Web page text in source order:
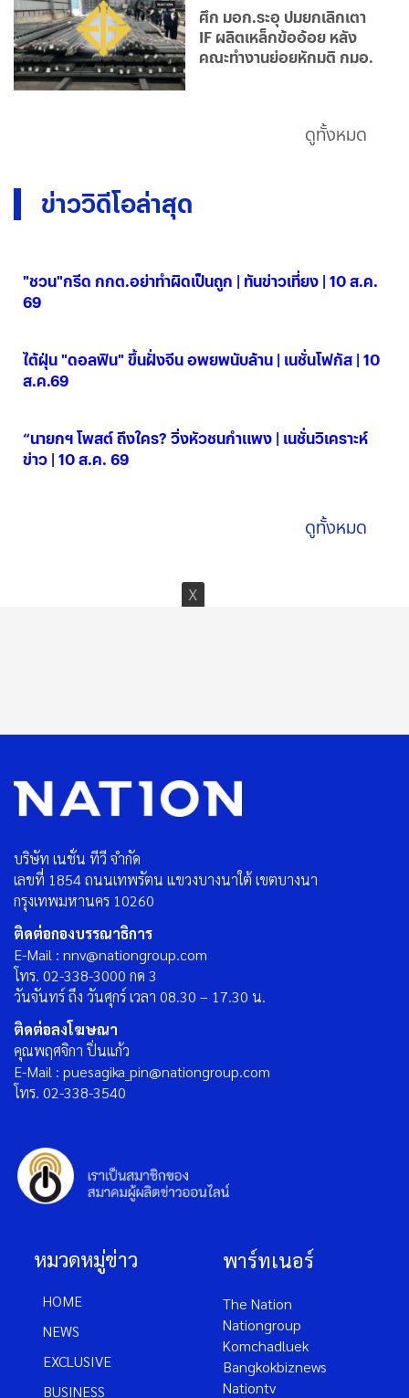
ศึก มอก.ระอุ ปมยกเลิกเตา
IF ผลิตเหล็กข้ออ้อย หลัง
คณะทำงานย่อยหักมติ กมอ.
ดูทั้งหมด
ข่าววิดีโอล่าสุด
"ชวน"กรีด กกต.อย่าทำผิดเป็นถูก | ทันข่าวเที่ยง | 10 ส.ค.
69
ไต้ฝุ่น "ดอลฟิน" ขึ้นฝั่งจีน อพยพนับล้าน | เนชั่นโฟกัส | 10
ส.ค.69
“นายกฯ โพสต์ ถึงใคร? วิ่งหัวชนกำแพง | เนชั่นวิเคราะห์
ข่าว | 10 ส.ค. 69
ดูทั้งหมด
บริษัท เนชั่น ทีวี จำกัด
เลขที่ 1854 ถนนเทพรัตน แขวงบางนาใต้ เขตบางนา
กรุงเทพมหานคร 10260
ติดต่อกองบรรณาธิการ
E-Mail : nnv@nationgroup.com
โทร. 02-338-3000 กด 3
วันจันทร์ ถึง วันศุกร์ เวลา 08.30 – 17.30 น.
ติดต่อลงโฆษณา
คุณพฤศจิกา ปิ่นแก้ว
E-Mail : puesagika_pin@nationgroup.com
โทร. 02-338-3540
หมวดหมู่ข่าว
HOME
NEWS
EXCLUSIVE
BUSINESS
พาร์ทเนอร์
The Nation
Nationgroup
Komchadluek
Bangkokbiznews
Nationtv